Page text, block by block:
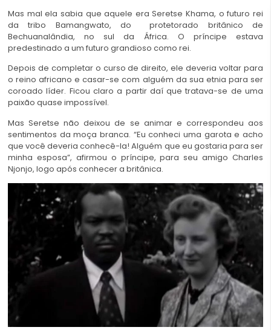
Mas mal ela sabia que aquele era Seretse Khama, o futuro rei
da tribo Bamangwato, do protetorado britânico de
Bechuanalândia, no sul da África. O príncipe estava
predestinado a um futuro grandioso como rei.
Depois de completar o curso de direito, ele deveria voltar para
o reino africano e casar-se com alguém da sua etnia para ser
coroado líder. Ficou claro a partir daí que tratava-se de uma
paixão quase impossível.
Mas Seretse não deixou de se animar e correspondeu aos
sentimentos da moça branca. “Eu conheci uma garota e acho
que você deveria conhecê-la! Alguém que eu gostaria para ser
minha esposa”, afirmou o príncipe, para seu amigo Charles
Njonjo, logo após conhecer a britânica.